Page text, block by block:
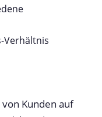
Verhältnis
Kunden auf